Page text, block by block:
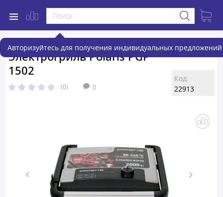
Авторизуйтесь для получения индивидуальных предложений
Электрогриль Polaris PGP
1502
(0) 0
Код:
22913